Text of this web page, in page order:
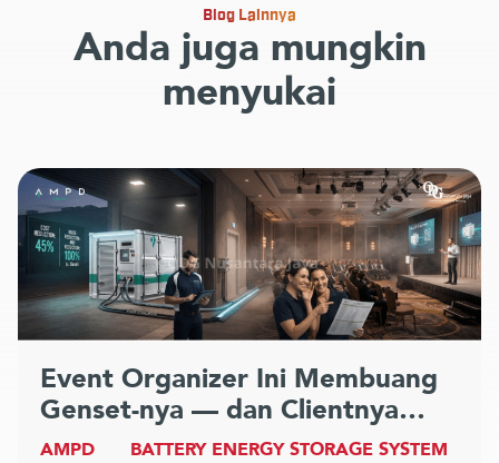
Blog Lainnya
Anda juga mungkin
menyukai
Event Organizer Ini Membuang
Genset-nya — dan Clientnya
Tidak Pernah Lebih Puas
AMPD BATTERY ENERGY STORAGE SYSTEM